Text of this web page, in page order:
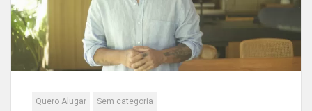
Quero Alugar Sem categoria